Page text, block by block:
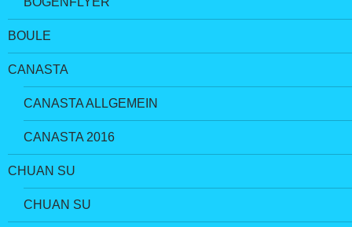
BOULE
CANASTA
CANASTA ALLGEMEIN
CANASTA 2016
CHUAN SU
CHUAN SU